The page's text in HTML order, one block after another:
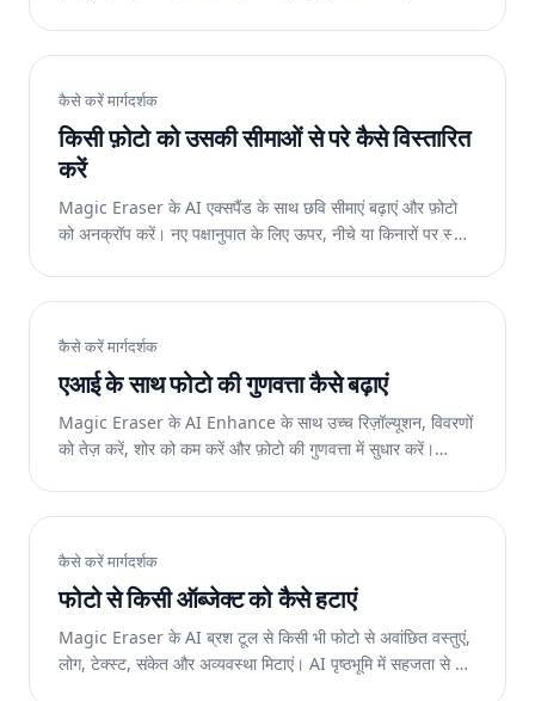
कैसे करें मार्गदर्शक
किसी फ़ोटो को उसकी सीमाओं से परे कैसे विस्तारित
करें
Magic Eraser के AI एक्सपैंड के साथ छवि सीमाएं बढ़ाएं और फ़ोटो
को अनक्रॉप करें। नए पक्षानुपात के लिए ऊपर, नीचे या किनारों पर स्थान
कैसे करें मार्गदर्शक
एआई के साथ फोटो की गुणवत्ता कैसे बढ़ाएं
Magic Eraser के AI Enhance के साथ उच्च रिज़ॉल्यूशन, विवरणों
को तेज़ करें, शोर को कम करें और फ़ोटो की गुणवत्ता में सुधार करें।
कैसे करें मार्गदर्शक
फोटो से किसी ऑब्जेक्ट को कैसे हटाएं
Magic Eraser के AI ब्रश टूल से किसी भी फोटो से अवांछित वस्तुएं,
लोग, टेक्स्ट, संकेत और अव्यवस्था मिटाएं। AI पृष्ठभूमि में सहजता से भर